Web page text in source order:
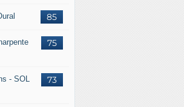
85
75
73
- SOL